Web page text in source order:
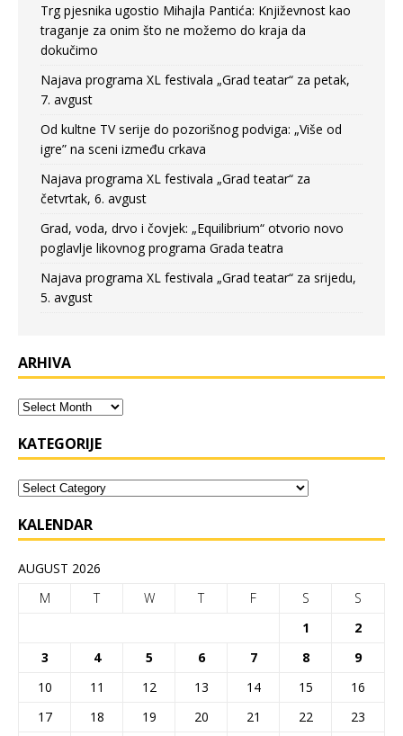
Trg pjesnika ugostio Mihajla Pantića: Književnost kao
traganje za onim što ne možemo do kraja da
dokučimo
Najava programa XL festivala „Grad teatar“ za petak,
7. avgust
Od kultne TV serije do pozorišnog podviga: „Više od
igre” na sceni između crkava
Najava programa XL festivala „Grad teatar“ za
četvrtak, 6. avgust
Grad, voda, drvo i čovjek: „Equilibrium“ otvorio novo
poglavlje likovnog programa Grada teatra
Najava programa XL festivala „Grad teatar“ za srijedu,
5. avgust
ARHIVA
KATEGORIJE
KALENDAR
AUGUST 2026
M
T W T F S
S
1
2
3
4 5 6 7 8
9
10
11 12 13 14 15
16
17
18 19 20 21 22
23